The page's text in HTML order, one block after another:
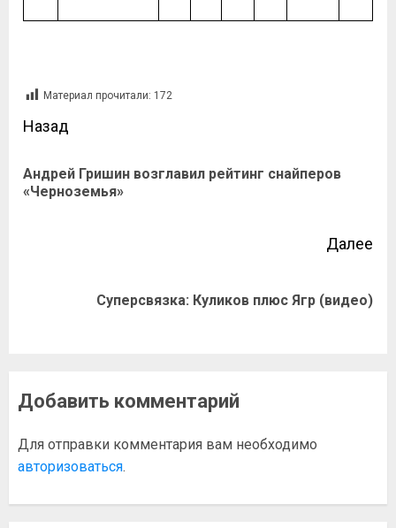
Материал прочитали: 172
Назад
Андрей Гришин возглавил рейтинг снайперов
«Черноземья»
Далее
Суперсвязка: Куликов плюс Ягр (видео)
Добавить комментарий
Для отправки комментария вам необходимо
авторизоваться.